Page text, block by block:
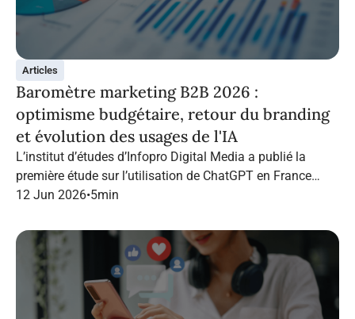
Articles
Baromètre marketing B2B 2026 :
optimisme budgétaire, retour du branding
et évolution des usages de l'IA
L’institut d’études d’Infopro Digital Media a publié la
première étude sur l’utilisation de ChatGPT en France
dans le marketing B2B.
12 Jun 2026•5min